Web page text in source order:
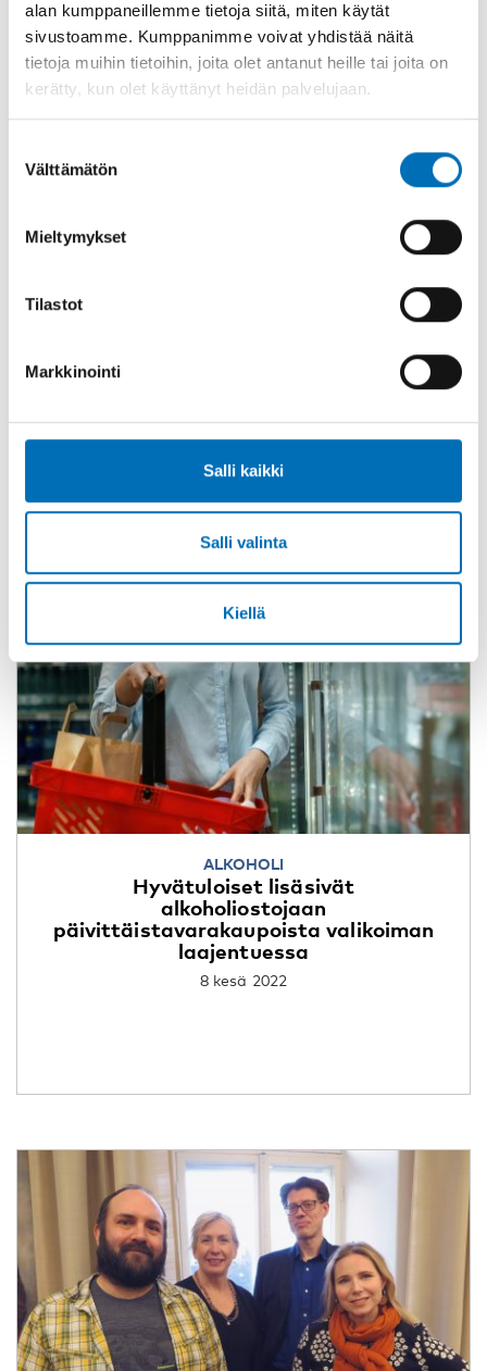
alan kumppaneillemme tietoja siitä, miten käytät
sivustoamme. Kumppanimme voivat yhdistää näitä
tietoja muihin tietoihin, joita olet antanut heille tai joita on
kerätty, kun olet käyttänyt heidän palvelujaan.
valinta
Välttämätön
Mieltymykset
Tilastot
Markkinointi
Salli kaikki
Salli valinta
Kiellä
alkoholi, FASD, lapset,
Asiaan liittyvää sisältöä
ALKOHOLI
Hyvätuloiset lisäsivät
alkoholiostojaan
päivittäistavarakaupoista valikoiman
laajentuessa
8 kesä 2022